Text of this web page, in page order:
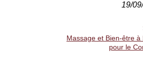
19/
Massage et Bien-être
pour le